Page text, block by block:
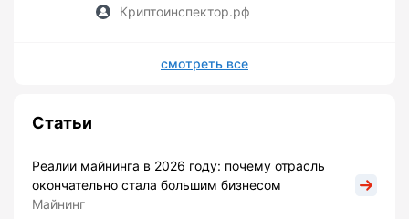
Криптоинспектор.рф
смотреть все
Статьи
Реалии майнинга в 2026 году: почему отрасль
окончательно стала большим бизнесом
Майнинг